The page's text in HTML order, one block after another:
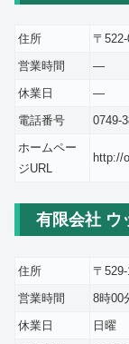
住所 〒
営業時間
―
休業日
―
電話番号
0749-
ホームペー
ジURL
http://
有限会社 ウ
住所 〒
営業時間
8時00
休業日
日曜